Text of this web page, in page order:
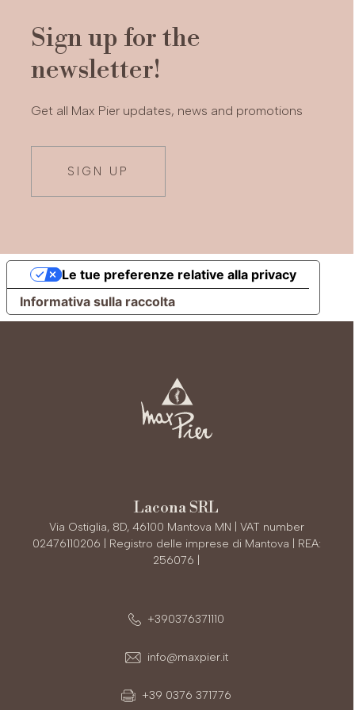
Sign up for the
newsletter!
Get all Max Pier updates, news and promotions
SIGN UP
Informativa sulla raccolta
Le tue preferenze relative alla privacy
Lacona SRL
Via Ostiglia, 8D, 46100 Mantova MN | VAT number
02476110206 | Registro delle imprese di Mantova | REA:
256076 |
+390376371110
info@maxpier.it
+39 0376 371776